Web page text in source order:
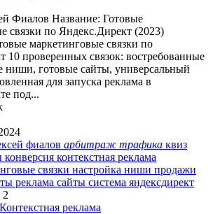
Фиалов Название: Готовые
связки по Яндекс.Директ (2023)
маркетинговые связки по
10 проверенных связок: востребованные
ниши, готовые сайты, универсальный
для запуска реклама в
под...
фиалов арбитраж трафика квиз
конверсия контекстная реклама
связки настройка ниши продажи
реклама сайты система яндексдирект
2
Контекстная реклама